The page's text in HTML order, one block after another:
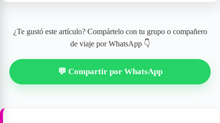
¿Te gustó este artículo? Compártelo con tu grupo o compañero
de viaje por WhatsApp 👇
💬 Compartir por WhatsApp